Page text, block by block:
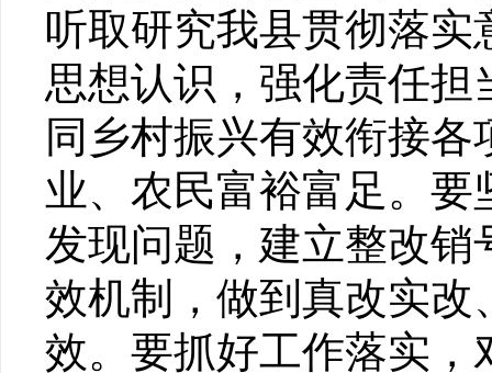
听取研究我县贯彻落
思想认识，强化责任
同乡村振兴有效衔接
业、农民富裕富足。要
发现问题，建立整改
效机制，做到真改实
效。要抓好工作落实